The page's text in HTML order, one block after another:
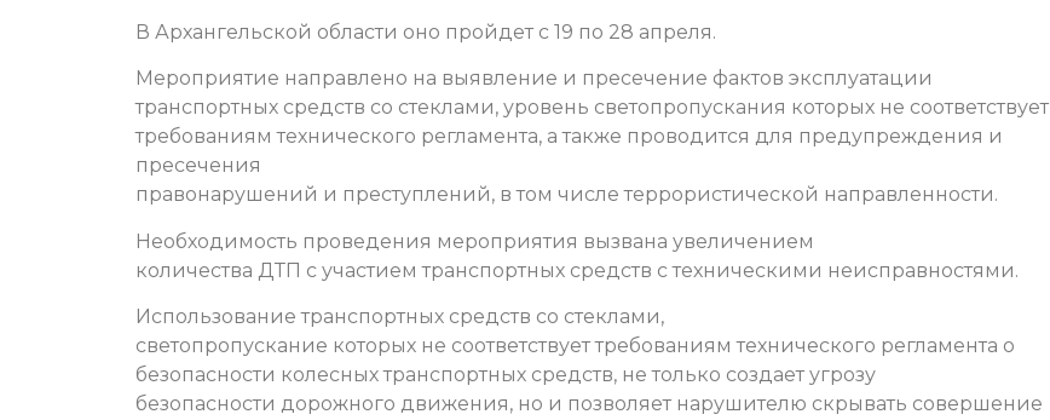
В Архангельской области оно пройдет с 19 по 28 апреля.
Мероприятие направлено на выявление и пресечение фактов эксплуатации
транспортных средств со стеклами, уровень светопропускания которых не соответствует
требованиям технического регламента, а также проводится для предупреждения и
пресечения
правонарушений и преступлений, в том числе террористической направленности.
Необходимость проведения мероприятия вызвана увеличением
количества ДТП с участием транспортных средств с техническими неисправностями.
Использование транспортных средств со стеклами,
светопропускание которых не соответствует требованиям технического регламента о
безопасности колесных транспортных средств, не только создает угрозу
безопасности дорожного движения, но и позволяет нарушителю скрывать совершение